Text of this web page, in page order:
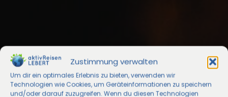
Zustimmung verwalten
Um dir ein optimales Erlebnis zu bieten, verwenden wir
Technologien wie Cookies, um Geräteinformationen zu speichern
und/oder darauf zuzugreifen. Wenn du diesen Technologien